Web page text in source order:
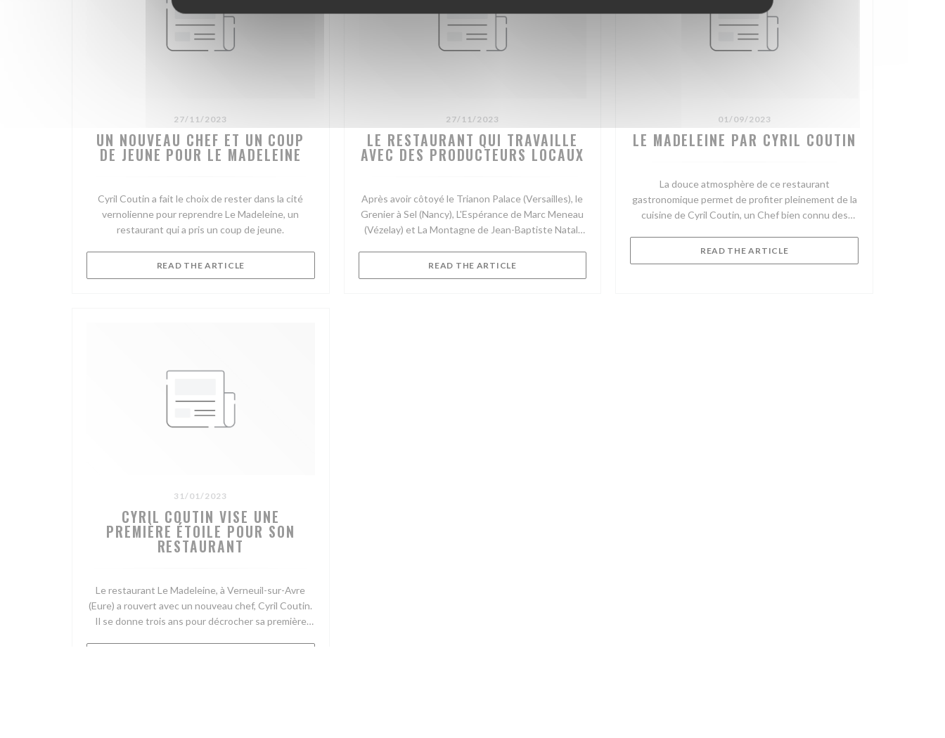
27/11/2023
UN NOUVEAU CHEF ET UN COUP
DE JEUNE POUR LE MADELEINE
Cyril Coutin a fait le choix de rester dans la cité
vernolienne pour reprendre Le Madeleine, un
restaurant qui a pris un coup de jeune.
READ THE ARTICLE
27/11/2023
LE RESTAURANT QUI TRAVAILLE
AVEC DES PRODUCTEURS LOCAUX
Après avoir côtoyé le Trianon Palace (Versailles), le
Grenier à Sel (Nancy), L'Espérance de Marc Meneau
(Vézelay) et La Montagne de Jean-Baptiste Natali
Le Madeleine à Verneuil d’Avre et d’Iton.
READ THE ARTICLE((OPENS IN A NEW WINDOW))
01/09/2023
LE MADELEINE PAR CYRIL COUTIN
La douce atmosphère de ce restaurant
gastronomique permet de profiter pleinement de la
cuisine de Cyril Coutin, un Chef bien connu des
concours de Meilleur Ouvrier de France. Adepte du
« manger vrai », son style est une ode à la nature...
READ THE ARTICLE((OPENS IN A NEW WINDOW))
31/01/2023
CYRIL COUTIN VISE UNE
PREMIÈRE ÉTOILE POUR SON
RESTAURANT
Le restaurant Le Madeleine, à Verneuil-sur-Avre
(Eure) a rouvert avec un nouveau chef, Cyril Coutin.
Il se donne trois ans pour décrocher sa première